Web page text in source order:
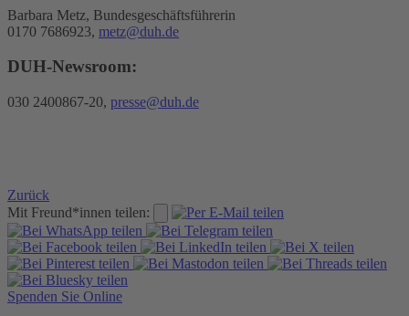
Barbara Metz, Bundesgeschäftsführerin
0170 7686923, metz@duh.de
DUH-Newsroom:
030 2400867-20, presse@duh.de
Zurück
Mit Freund*innen teilen:
Spenden Sie Online